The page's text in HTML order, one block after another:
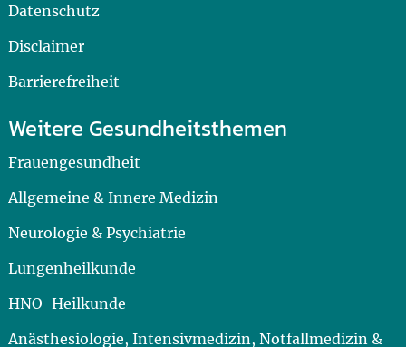
Datenschutz
Disclaimer
Barrierefreiheit
Weitere Gesundheitsthemen
Frauengesundheit
Allgemeine & Innere Medizin
Neurologie & Psychiatrie
Lungenheilkunde
HNO-Heilkunde
Anästhesiologie, Intensivmedizin, Notfallmedizin &